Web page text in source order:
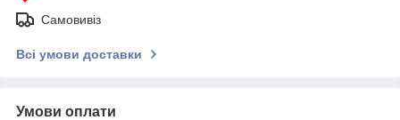
Самовивіз
Всі умови доставки
Умови оплати